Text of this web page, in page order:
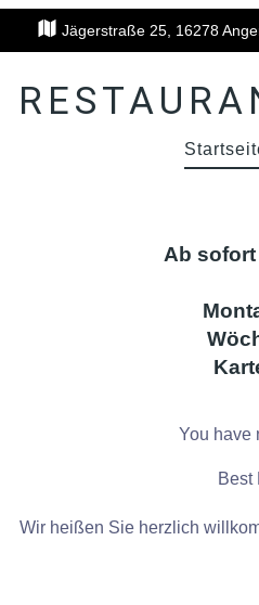
Jägerstraße 25, 16278
Ab
You have
Best
Wir heißen Sie herzlich